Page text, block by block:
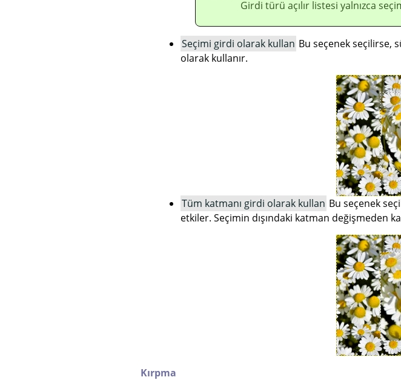
Girdi türü açılır listesi yalnızca
Seçimi girdi olarak kullan Bu seçenek seçilirse,
olarak kullanır.
Tüm katmanı girdi olarak kullan Bu seçenek
etkiler. Seçimin dışındaki katman değişmeden
Kırpma